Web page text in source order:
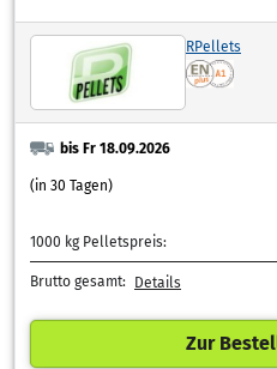
RPellets
bis Fr 18.09.2026
(in 30 Tagen)
1000 kg Pelletspreis:
Brutto gesamt: Details
Zur